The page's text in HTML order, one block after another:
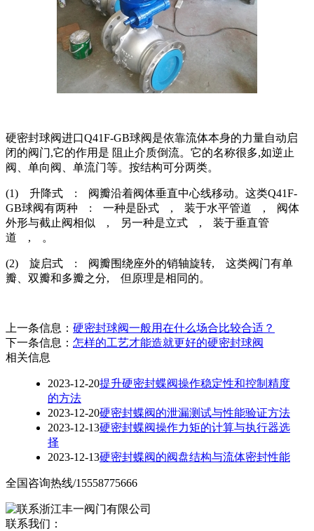
硬密封球阀进口Q41F-GB球阀是依靠流体本身的力量自动启
闭的阀门,它的作用是 阻止介质倒流。它的名称很多,如逆止
阀、单向阀、单流门等。按结构可分两类。
(1) 升降式 : 阀瓣沿着阀体垂直中心线移动。这类Q41F-
GB球阀有两种 : 一种是卧式 , 装于水平管道 , 阀体
外形与截止阀相似 , 另一种是立式 , 装于垂直管
道 , 。
(2) 旋启式 : 阀瓣围绕座外的销轴旋转, 这类阀门有单
瓣、双瓣和多瓣之分, 但原理是相同的。
上一条信息： 硬密封球阀一般用在什么场合比较合适？
下一条信息： 怎样的工艺才能造就更好的硬密封球阀
相关信息
2023-12-20提升硬密封蝶阀操作稳定性和控制精度
的方法
2023-12-20硬密封蝶阀的泄漏测试与性能验证方法
2023-12-13硬密封蝶阀操作力矩的计算与执行器选
择
2023-12-13硬密封蝶阀的阀盘结构与流体密封性能
全国咨询热线/15558775666
联系我们：